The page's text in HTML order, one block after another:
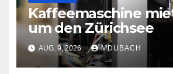
Kaffeemaschine
um den Zürichsee
AUG. 9, 2026 MDUBACH